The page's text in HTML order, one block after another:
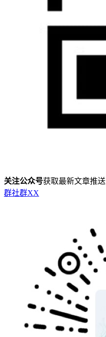
关注公众号获取最新文章推送
群社群XX